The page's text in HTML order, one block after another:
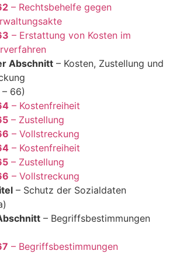
– Rechtsbehelfe gegen
– Erstattung von Kosten im
Abschnitt – Kosten, Zustellung und
66)
– Kostenfreiheit
– Zustellung
– Vollstreckung
– Kostenfreiheit
– Zustellung
– Vollstreckung
– Schutz der Sozialdaten
– Begriffsbestimmungen
– Begriffsbestimmungen